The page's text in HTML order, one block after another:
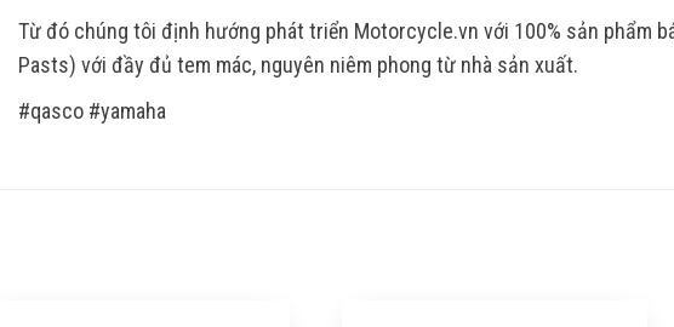
Từ đó chúng tôi định hướng phát triển Motorcycle.vn với 100% sản phẩm
Pasts) với đầy đủ tem mác, nguyên niêm phong từ nhà sản xuất.
#qasco #yamaha